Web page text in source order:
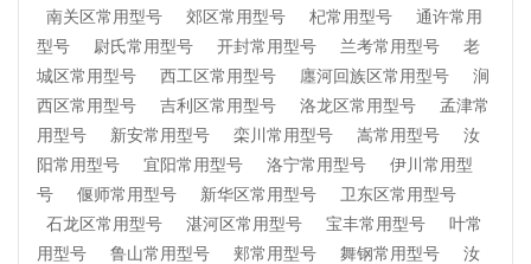
南关区常用型号
郊区常用型号 杞常用型号
通许常用
型号
尉氏常用型号 开封常用型号 兰考常用型号
老
城区常用型号
西工区常用型号 廛河回族区常用型号
涧
西区常用型号
吉利区常用型号 洛龙区常用型号
孟津常
用型号
新安常用型号 栾川常用型号 嵩常用型号
汝
阳常用型号
宜阳常用型号 洛宁常用型号
伊川常用型
号
偃师常用型号 新华区常用型号
卫东区常用型号
石龙区常用型号
湛河区常用型号 宝丰常用型号
叶常
用型号
鲁山常用型号 郏常用型号 舞钢常用型号
汝